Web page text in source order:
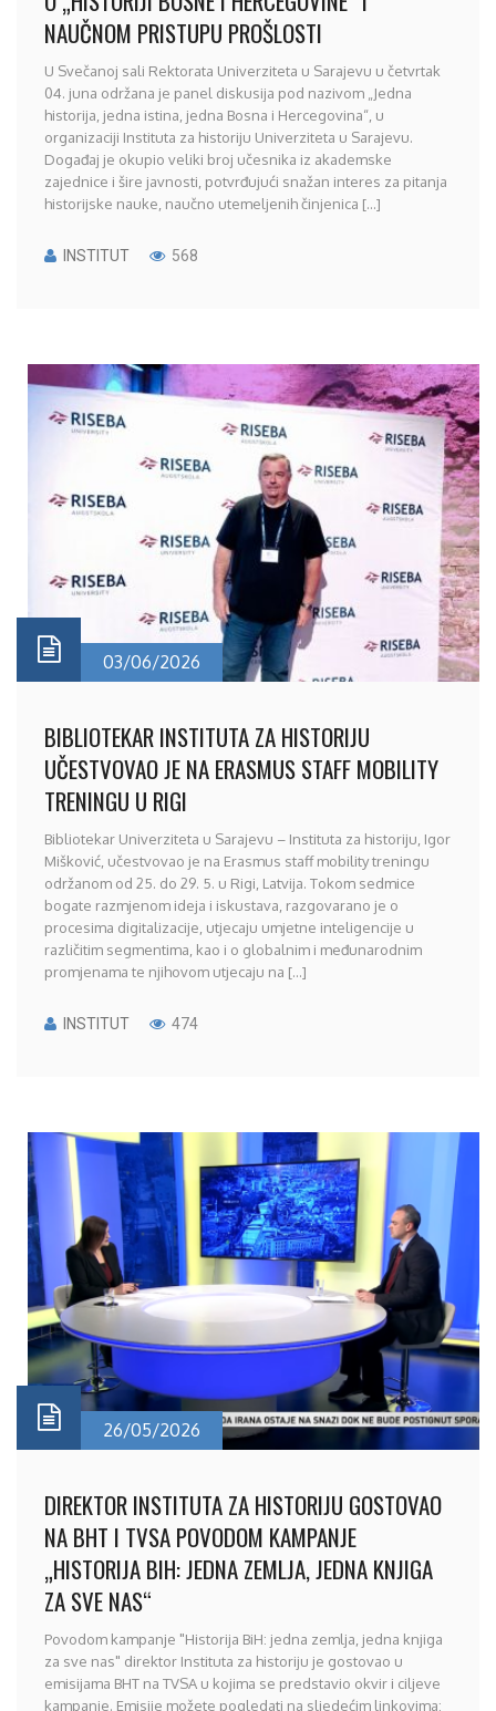
NAUČNOM PRISTUPU PROŠLOSTI
U Svečanoj sali Rektorata Univerziteta u Sarajevu u četvrtak
04. juna održana je panel diskusija pod nazivom „Jedna
historija, jedna istina, jedna Bosna i Hercegovina“, u
organizaciji Instituta za historiju Univerziteta u Sarajevu.
Događaj je okupio veliki broj učesnika iz akademske
zajednice i šire javnosti, potvrđujući snažan interes za pitanja
historijske nauke, naučno utemeljenih činjenica [...]
INSTITUT 568
03/06/2026
BIBLIOTEKAR INSTITUTA ZA HISTORIJU
UČESTVOVAO JE NA ERASMUS STAFF MOBILITY
TRENINGU U RIGI
Bibliotekar Univerziteta u Sarajevu – Instituta za historiju, Igor
Mišković, učestvovao je na Erasmus staff mobility treningu
održanom od 25. do 29. 5. u Rigi, Latvija. Tokom sedmice
bogate razmjenom ideja i iskustava, razgovarano je o
procesima digitalizacije, utjecaju umjetne inteligencije u
različitim segmentima, kao i o globalnim i međunarodnim
promjenama te njihovom utjecaju na [...]
INSTITUT 474
26/05/2026
DIREKTOR INSTITUTA ZA HISTORIJU GOSTOVAO
NA BHT I TVSA POVODOM KAMPANJE
„HISTORIJA BIH: JEDNA ZEMLJA, JEDNA KNJIGA
ZA SVE NAS“
Povodom kampanje "Historija BiH: jedna zemlja, jedna knjiga
za sve nas" direktor Instituta za historiju je gostovao u
emisijama BHT na TVSA u kojima se predstavio okvir i ciljeve
kampanje. Emisije možete pogledati na sljedećim linkovima: